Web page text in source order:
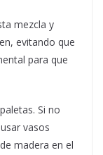
mezcla y
evitando que
para que
Si no
vasos
madera en el